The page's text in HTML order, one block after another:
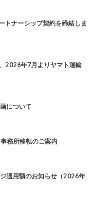
トナーシップ契約を締結しま
2026年7月よりヤマト運輸
について
務所移転のご案内
適用額のお知らせ（2026年